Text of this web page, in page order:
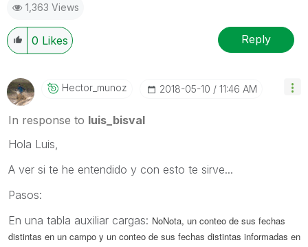
1,363 Views
0 Likes Reply
Hector_munoz ‎2018-05-10 11:46 AM
In response to luis_bisval
Hola Luis,
A ver si te he entendido y con esto te sirve...
Pasos:
En una tabla auxiliar cargas: NoNota, un conteo de sus fechas
distintas en un campo y un conteo de sus fechas distintas informadas en